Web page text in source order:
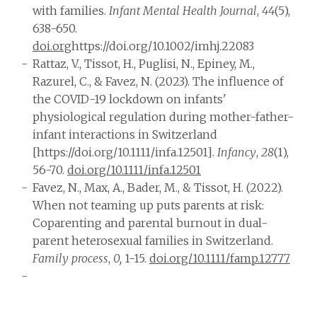
with families. Infant Mental Health Journal, 44(5),
638-650.
doi.orghttps://doi.org/10.1002/imhj.22083
Rattaz, V., Tissot, H., Puglisi, N., Epiney, M.,
Razurel, C., & Favez, N. (2023). The influence of
the COVID-19 lockdown on infants'
physiological regulation during mother-father-
infant interactions in Switzerland
[https://doi.org/10.1111/infa.12501]. Infancy, 28(1),
56-70. doi.org/10.1111/infa.12501
Favez, N., Max, A., Bader, M., & Tissot, H. (2022).
When not teaming up puts parents at risk:
Coparenting and parental burnout in dual-
parent heterosexual families in Switzerland.
Family process, 0, 1-15. doi.org/10.1111/famp.12777